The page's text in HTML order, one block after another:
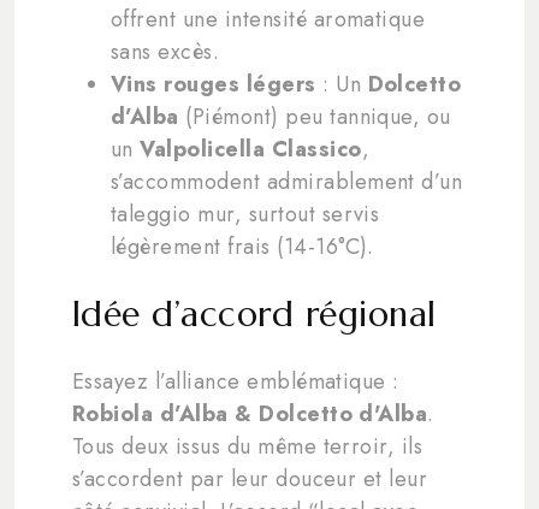
offrent une intensité aromatique
sans excès.
Vins rouges légers : Un Dolcetto
d’Alba (Piémont) peu tannique, ou
unValpolicella Classico,
s’accommodent admirablement d’un
taleggio mur, surtout servis
légèrement frais (14-16°C).
Idée d’accord régional
Essayez l’alliance emblématique :
Robiola d’Alba & Dolcetto d'Alba.
Tous deux issus du même terroir, ils
s’accordent par leur douceur et leur